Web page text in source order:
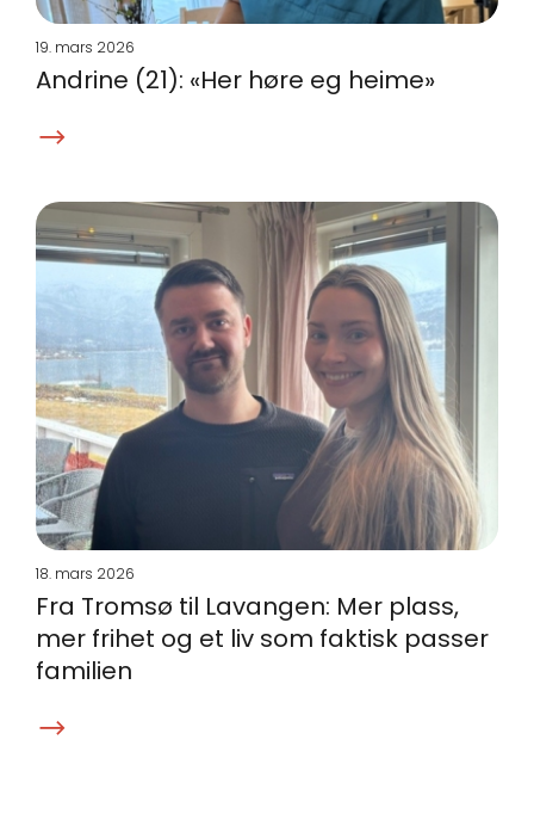
19. mars 2026
Andrine (21): «Her høre eg heime»
18. mars 2026
Fra Tromsø til Lavangen: Mer plass,
mer frihet og et liv som faktisk passer
familien